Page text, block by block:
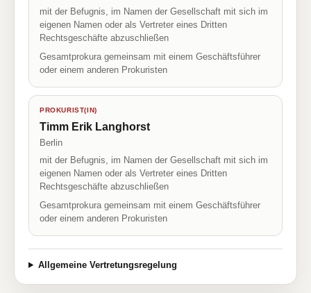
mit der Befugnis, im Namen der Gesellschaft mit sich im
eigenen Namen oder als Vertreter eines Dritten
Rechtsgeschäfte abzuschließen
Gesamtprokura gemeinsam mit einem Geschäftsführer
oder einem anderen Prokuristen
PROKURIST(IN)
Timm Erik Langhorst
Berlin
mit der Befugnis, im Namen der Gesellschaft mit sich im
eigenen Namen oder als Vertreter eines Dritten
Rechtsgeschäfte abzuschließen
Gesamtprokura gemeinsam mit einem Geschäftsführer
oder einem anderen Prokuristen
Allgemeine Vertretungsregelung